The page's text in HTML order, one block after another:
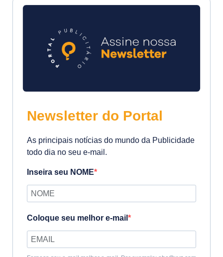
Newsletter do Portal
As principais notícias do mundo da Publicidade
todo dia no seu e-mail.
Inseira seu NOME
Coloque seu melhor e-mail